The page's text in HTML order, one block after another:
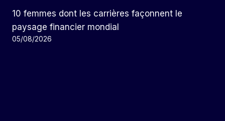
10 femmes dont les carrières façonnent le
paysage financier mondial
05/08/2026